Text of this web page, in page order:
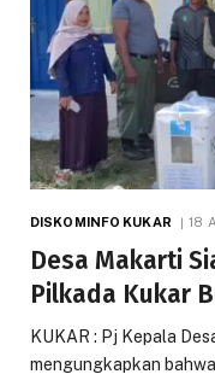
DISKOMINFO KUKAR 18
Desa Makarti
Pilkada Kukar
KUKAR : Pj Kepala
mengungkapkan